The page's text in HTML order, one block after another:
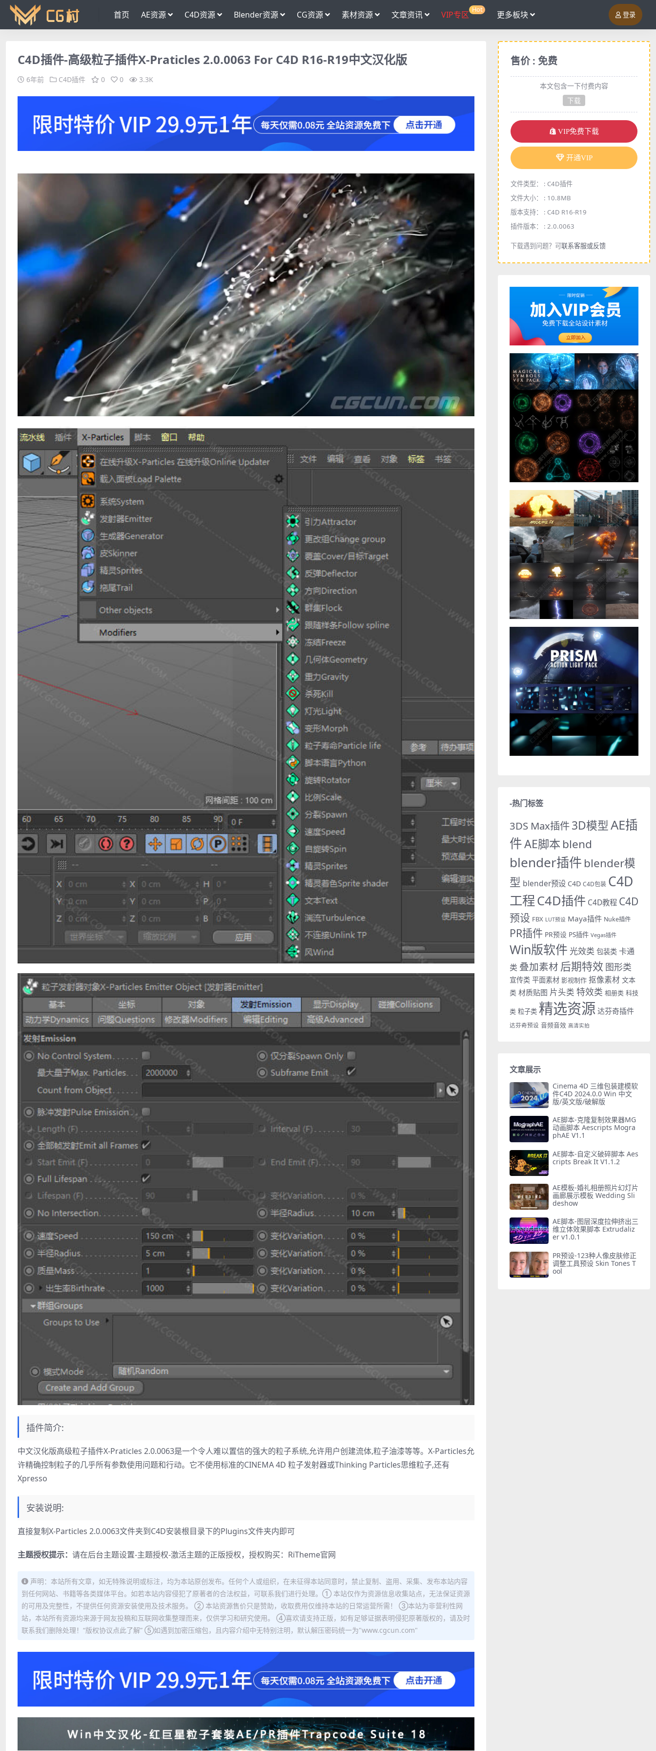
首页 AE资源 C4D资源 Blender资源 CG资源 素材资源 文章资讯 VIP专区 Hot 更多板块 登录
C4D插件-高级粒子插件X-Praticles 2.0.0063 For C4D R16-R19中文汉化版
6年前 C4D插件 0 0 3.3K
插件简介:
中文汉化版高级粒子插件X-Praticles 2.0.0063是一个令人难以置信的强大的粒子系统,允许用户创建流体,粒子油漆等等。X-Particles允
许精确控制粒子的几乎所有参数使用问题和行动。它不使用标准的CINEMA 4D 粒子发射器或Thinking Particles思维粒子,还有
Xpresso
安装说明:
直接复制X-Particles 2.0.0063文件夹到C4D安装根目录下的Plugins文件夹内即可
主题授权提示： 请在后台主题设置-主题授权-激活主题的正版授权，授权购买： RiTheme官网
声明：本站所有文章，如无特殊说明或标注，均为本站原创发布。任何个人或组织，在未征得本站同意时，禁止复制、盗用、采集、发布本站内容
到任何网站、书籍等各类媒体平台。如若本站内容侵犯了原著者的合法权益，可联系我们进行处理。① 本站仅作为资源信息收集站点，无法保证资源
的可用及完整性，不提供任何资源安装使用及技术服务。 ② 本站资源售价只是赞助，收取费用仅维持本站的日常运营所需！ ③本站为非营利性网
站，本站所有资源均来源于网友投稿和互联网收集整理而来，仅供学习和研究使用。 ④喜欢请支持正版，如有足够证据表明侵犯原著版权的，请及时
联系我们删除处理！“版权协议点此了解” ⑤如遇到加密压缩包，且内容介绍中无特别注明，默认解压密码统一为"www.cgcun.com"
售价 : 免费
本文包含一下付费内容
下载
VIP免费下载
开通VIP
文件类型： : C4D插件
文件大小： : 10.8MB
版本支持： : C4D R16-R19
插件版本： : 2.0.0063
下载遇到问题？可联系客服或反馈
-热门标签
3DS Max插件3D模型AE插
件AE脚本 blend
blender插件 blender模
型 blender预设 C4D C4D包装 C4D
工程C4D插件 C4D教程 C4D
预设 FBX LUT预设 Maya插件 Nuke插件
PR插件 PR预设 PS插件 Vegas插件
Win版软件 光效类 包装类 卡通
类 叠加素材 后期特效 图形类
宣传类 平面素材 影视制作 抠像素材 文本
类 材质贴图 片头类 特效类 相册类 科技
类 粒子类 精选资源 达芬奇插件
达芬奇预设 音频音效 高清实拍
文章展示
Cinema 4D 三维包装建模软
件C4D 2024.0.0 Win 中文
版/英文版/破解版
AE脚本-克隆复制效果器MG
动画脚本 Aescripts Mogra
phAE V1.1
AE脚本-自定义破碎脚本 Aes
cripts Break It V1.1.2
AE模板-婚礼相册照片幻灯片
画廊展示模板 Wedding Sli
deshow
AE脚本-图层深度拉伸挤出三
维立体效果脚本 Extrudaliz
er v1.0.1
PR预设-123种人像皮肤修正
调整工具预设 Skin Tones T
ool